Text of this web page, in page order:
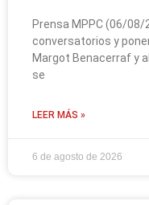
Prensa MPPC (06/08/
conversatorios y
Margot Benacerraf y
se
LEER MÁS »
6 de agosto de 2026